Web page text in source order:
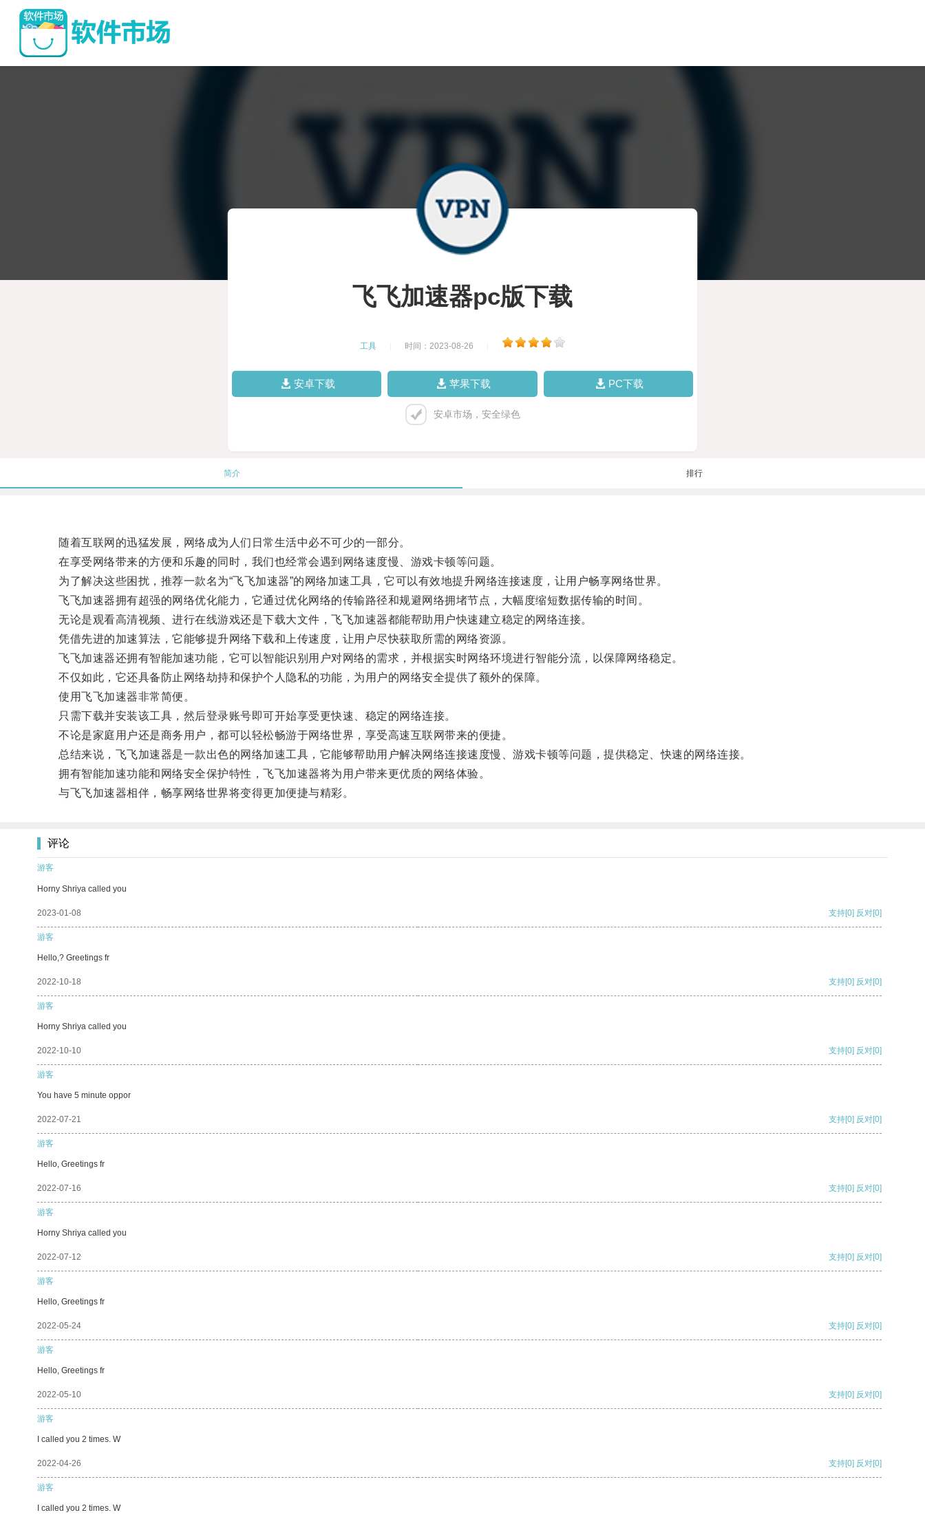
飞飞加速器pc版下载
工具 时间：2023-08-26
安卓下载 苹果下载 PC下载
安卓市场，安全绿色
简介 排行
随着互联网的迅猛发展，网络成为人们日常生活中必不可少的一部分。
在享受网络带来的方便和乐趣的同时，我们也经常会遇到网络速度慢、游戏卡顿等问题。
为了解决这些困扰，推荐一款名为“飞飞加速器”的网络加速工具，它可以有效地提升网络连接速度，让用户畅享网络世界。
飞飞加速器拥有超强的网络优化能力，它通过优化网络的传输路径和规避网络拥堵节点，大幅度缩短数据传输的时间。
无论是观看高清视频、进行在线游戏还是下载大文件，飞飞加速器都能帮助用户快速建立稳定的网络连接。
凭借先进的加速算法，它能够提升网络下载和上传速度，让用户尽快获取所需的网络资源。
飞飞加速器还拥有智能加速功能，它可以智能识别用户对网络的需求，并根据实时网络环境进行智能分流，以保障网络稳定。
不仅如此，它还具备防止网络劫持和保护个人隐私的功能，为用户的网络安全提供了额外的保障。
使用飞飞加速器非常简便。
只需下载并安装该工具，然后登录账号即可开始享受更快速、稳定的网络连接。
不论是家庭用户还是商务用户，都可以轻松畅游于网络世界，享受高速互联网带来的便捷。
总结来说，飞飞加速器是一款出色的网络加速工具，它能够帮助用户解决网络连接速度慢、游戏卡顿等问题，提供稳定、快速的网络连接。
拥有智能加速功能和网络安全保护特性，飞飞加速器将为用户带来更优质的网络体验。
与飞飞加速器相伴，畅享网络世界将变得更加便捷与精彩。
评论
游客
Horny Shriya called you
2023-01-08 支持[0] 反对[0]
游客
Hello,? Greetings fr
2022-10-18 支持[0] 反对[0]
游客
Horny Shriya called you
2022-10-10 支持[0] 反对[0]
游客
You have 5 minute oppor
2022-07-21 支持[0] 反对[0]
游客
Hello, Greetings fr
2022-07-16 支持[0] 反对[0]
游客
Horny Shriya called you
2022-07-12 支持[0] 反对[0]
游客
Hello, Greetings fr
2022-05-24 支持[0] 反对[0]
游客
Hello, Greetings fr
2022-05-10 支持[0] 反对[0]
游客
I called you 2 times. W
2022-04-26 支持[0] 反对[0]
游客
I called you 2 times. W